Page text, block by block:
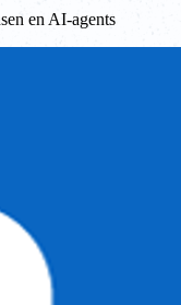
en AI-agents